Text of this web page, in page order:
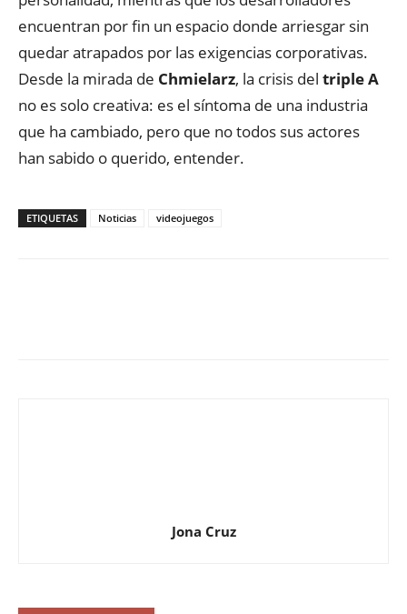
encuentran por fin un espacio donde arriesgar sin
quedar atrapados por las exigencias corporativas.
Desde la mirada de Chmielarz, la crisis del triple A
no es solo creativa: es el síntoma de una industria
que ha cambiado, pero que no todos sus actores
han sabido o querido, entender.
ETIQUETAS Noticias videojuegos
Jona Cruz